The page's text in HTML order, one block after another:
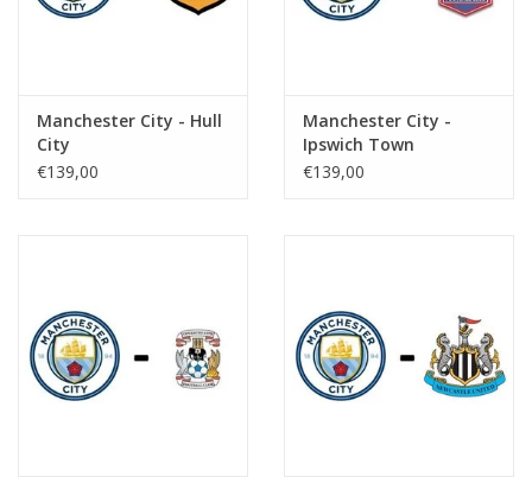
Manchester City - Hull
City
€139,00
Manchester City -
Ipswich Town
€139,00